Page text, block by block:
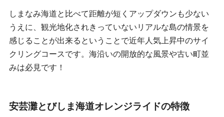
しまなみ海道と比べて距離が短くアップダウンも少ない
うえに、観光地化されきっていないリアルな島の情景を
感じることが出来るということで近年人気上昇中のサイ
クリングコースです。 海沿いの開放的な風景や古い町並
みは必見です！
安芸灘とびしま海道オレンジライドの特徴